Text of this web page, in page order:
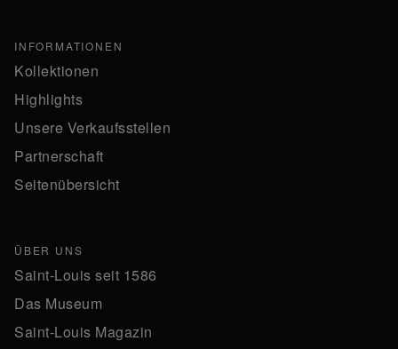
INFORMATIONEN
Kollektionen
Highlights
Unsere Verkaufsstellen
Partnerschaft
Seitenübersicht
ÜBER UNS
Saint-Louis seit 1586
Das Museum
Saint-Louis Magazin